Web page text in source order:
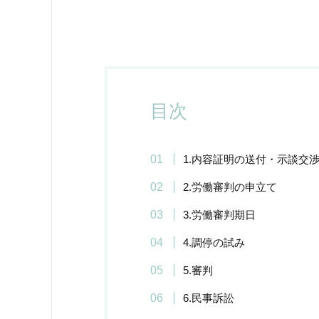
目次
1.内容証明の送付・示談交渉
2.労働審判の申立て
3.労働審判期日
4.調停の試み
5.審判
6.民事訴訟